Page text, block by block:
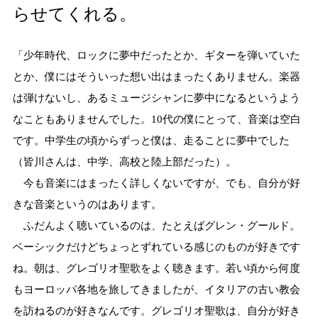
らせてくれる。
「少年時代、ロックに夢中だったとか、ギターを弾いていた
とか、僕にはそういった想い出はまったくありません。楽器
は弾けないし、あるミュージシャンに夢中になるというよう
なこともありませんでした。10代の僕にとって、音楽は空白
です。中学生の頃からずっと僕は、走ることに夢中でした
（皆川さんは、中学、高校と陸上部だった）。
今も音楽にはまったく詳しくないですが、でも、自分が好
きな音楽というのはあります。
ふだんよく聴いているのは、たとえばグレン・グールド。
ベーシックだけどちょっとずれている感じのものが好きです
ね。朝は、グレゴリオ聖歌をよく聴きます。若い頃から何度
もヨーロッパ各地を旅してきましたが、イタリアの古い教会
を訪ねるのが好きなんです。グレゴリオ聖歌は、自分が好き